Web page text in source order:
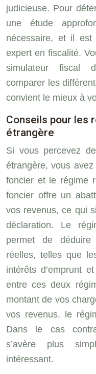
judicieuse. Pour
une étude
nécessaire, et il est
expert en fiscalité.
simulateur fiscal
comparer les
convient le mieux à
Conseils pour les
étrangère
Si vous percevez
étrangère, vous
foncier et le régime
foncier offre un
vos revenus, ce qui
déclaration. Le
permet de déduire
réelles, telles que
intérêts d’emprunt
entre ces deux
montant de vos
vos revenus, le
Dans le cas
s’avère plus
intéressant.